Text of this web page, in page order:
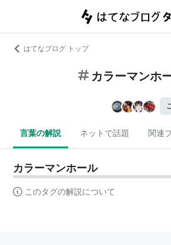
はてなブログ トップ
カラーマンホ
言葉の解説 ネットで話題 関連
カラーマンホール
このタグの解説について